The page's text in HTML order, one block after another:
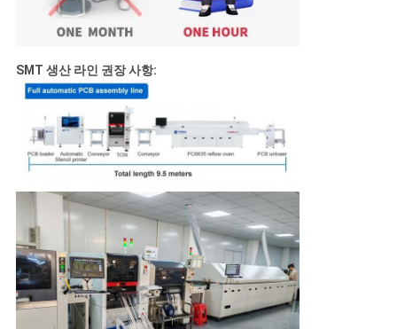
SMT 생산 라인 권장 사항: